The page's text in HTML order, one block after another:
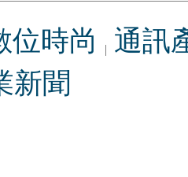
位時尚
通訊
新聞